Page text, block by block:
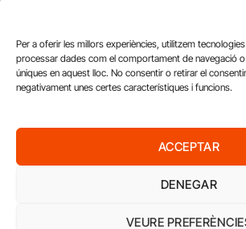
Per a oferir les millors experiències, utilitzem
processar dades com el comportament de navegació
úniques en aquest lloc. No consentir o retirar el
negativament unes certes característiques i funcions.
ACCEPTAR
DENEGAR
VEURE